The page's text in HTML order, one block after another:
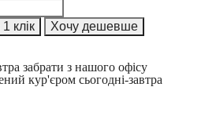
клік
Хочу дешевше
забрати з нашого офісу
кур'єром сьогодні-завтра